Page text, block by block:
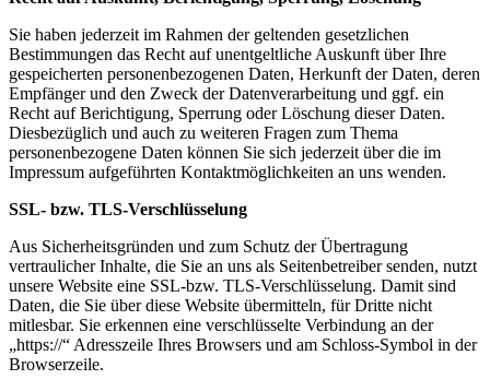
Sie haben jederzeit im Rahmen der geltenden gesetzlichen
Bestimmungen das Recht auf unentgeltliche Auskunft über Ihre
gespeicherten personenbezogenen Daten, Herkunft der Daten, deren
Empfänger und den Zweck der Datenverarbeitung und ggf. ein
Recht auf Berichtigung, Sperrung oder Löschung dieser Daten.
Diesbezüglich und auch zu weiteren Fragen zum Thema
personenbezogene Daten können Sie sich jederzeit über die im
Impressum aufgeführten Kontaktmöglichkeiten an uns wenden.
SSL- bzw. TLS-Verschlüsselung
Aus Sicherheitsgründen und zum Schutz der Übertragung
vertraulicher Inhalte, die Sie an uns als Seitenbetreiber senden, nutzt
unsere Website eine SSL-bzw. TLS-Verschlüsselung. Damit sind
Daten, die Sie über diese Website übermitteln, für Dritte nicht
mitlesbar. Sie erkennen eine verschlüsselte Verbindung an der
„https://“ Adresszeile Ihres Browsers und am Schloss-Symbol in der
Browserzeile.